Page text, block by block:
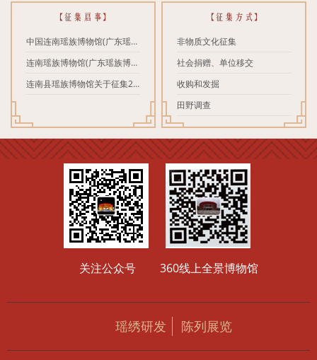
【征集启事】
中国连南瑶族博物馆(广东瑶族
博物馆)文物征集启事
连南瑶族博物馆(广东瑶族博物
馆)图片、视频资料征集启事
连南县瑶族博物馆关于征集20
情见证物的公告
【征集方式】
非物质文化征集
社会捐赠、单位移交
收购和发掘
田野调查
关注公众号 360线上全景博物馆
瑶绣研发 陈列展览